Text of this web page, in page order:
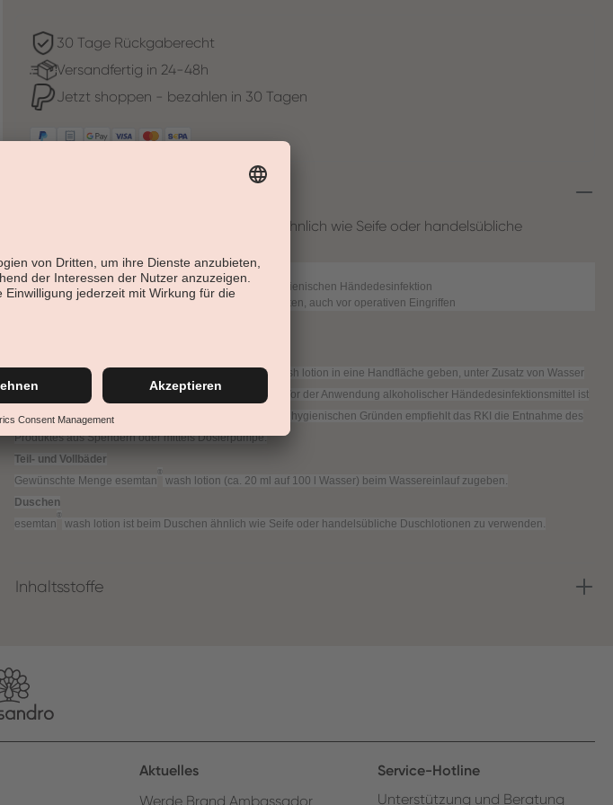
30 Tage Rückgaberecht
Versandfertig in 24-48h
Jetzt shoppen - bezahlen in 30 Tagen
esemtan® wash lotion ist beim Duschen ähnlich wie Seife oder handelsübliche
zur hautpflegenden Hände- und Körperreinigung
zur Händereinigung vor der chirurgischen und hygienischen Händedesinfektion
zum milden und schonenden Waschen von Patienten, auch vor operativen Eingriffen
Hände mit Wasser anfeuchten. ca. 2 - 3 ml esemtan
wash lotion in eine Handfläche geben, unter Zusatz von Wasser
aufschäumen, gut waschen, abspülen und abtrocknen. Vor der Anwendung alkoholischer Händedesinfektionsmittel ist
generell auf eine sorgfältige Abtrocknung zu achten. Aus hygienischen Gründen empfiehlt das RKI die Entnahme des
Produktes aus Spendern oder mittels Dosierpumpe.
Teil- und Vollbäder
Gewünschte Menge esemtan
®
wash lotion (ca. 20 ml auf 100 l Wasser) beim Wassereinlauf zugeben.
Duschen
esemtan
®
wash lotion ist beim Duschen ähnlich wie Seife oder handelsübliche Duschlotionen zu verwenden.
Inhaltsstoffe
Aktuelles
Werde Brand Ambassador
Service-Hotline
Unterstützung und Beratung